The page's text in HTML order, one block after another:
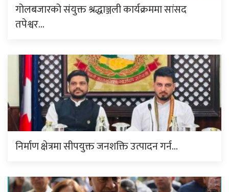
गोलबजारको संयुक्त श्रद्धाञ्जली कार्यक्रममा सांसद
तपेश्वर…
निर्माण क्षेत्रमा सीपयुक्त जनशक्ति उत्पादन गर्न…